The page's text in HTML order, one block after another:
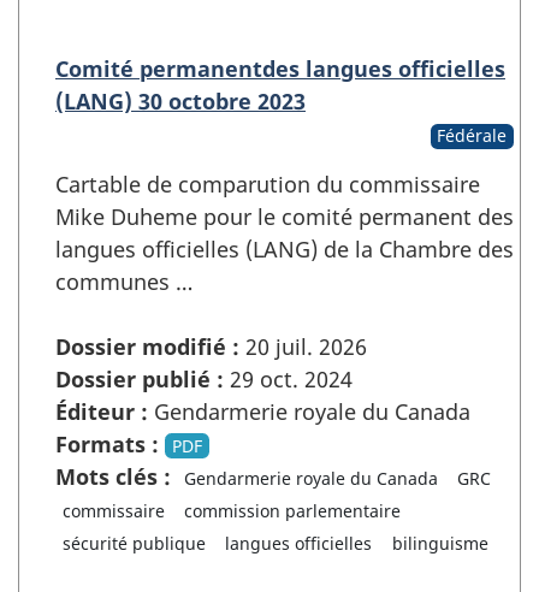
Comité permanentdes langues officielles
(LANG) 30 octobre 2023
Fédérale
Cartable de comparution du commissaire
Mike Duheme pour le comité permanent des
langues officielles (LANG) de la Chambre des
communes …
Dossier modifié : 20 juil. 2026
Dossier publié : 29 oct. 2024
Éditeur : Gendarmerie royale du Canada
Formats :
PDF
Mots clés : Gendarmerie royale du Canada
GRC
commissaire
commission parlementaire
sécurité publique
langues officielles bilinguisme